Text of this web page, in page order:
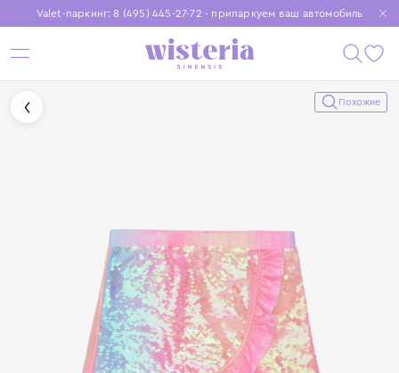
Valet-паркинг: 8 (495) 445-27-72 - припаркуем ваш автомобиль
Бесплатная доставка при заказе от 15 000 ₽
Установите приложение, чтобы покупки были еще удобнее
Похожие